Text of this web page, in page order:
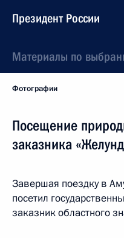
Президент России
Материалы по
Фотографии
Посещение
заказника
Завершая поездку в
посетил
заказник областного